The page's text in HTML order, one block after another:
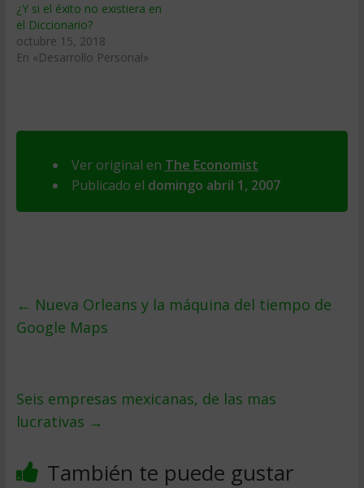
¿Y si el éxito no existiera en
el Diccionario?
octubre 15, 2018
En «Desarrollo Personal»
Ver original en The Economist
Publicado el domingo abril 1, 2007
← Nueva Orleans y la máquina del tiempo de
Google Maps
Seis empresas mexicanas, de las mas
lucrativas →
También te puede gustar